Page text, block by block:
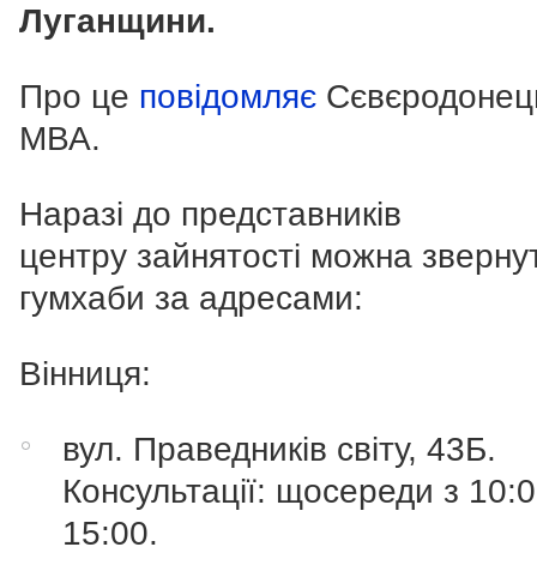
Луганщини.
Про це повідомляє
МВА.
Наразі до представників
центру зайнятості можна
гумхаби за адресами:
Вінниця:
вул. Праведників світу, 43Б.
Консультації: щосереди з
15:00.